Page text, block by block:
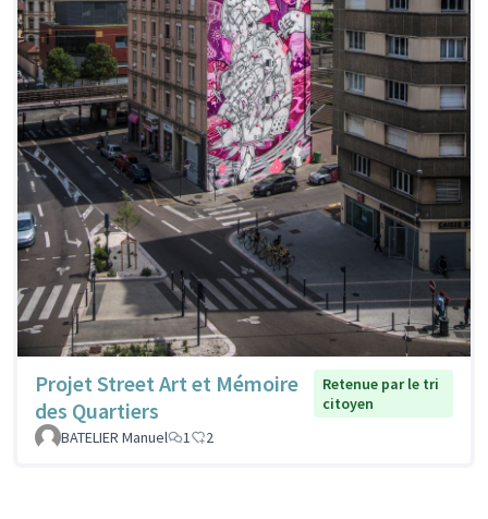
Projet Street Art et Mémoire
des Quartiers
Retenue par le tri
citoyen
BATELIER Manuel
1 2